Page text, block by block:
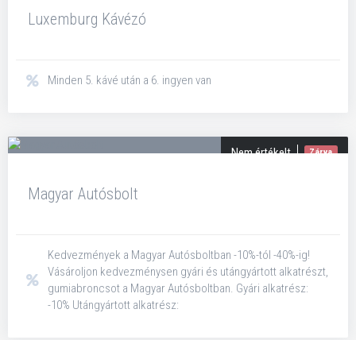
Luxemburg Kávézó
Minden 5. kávé után a 6. ingyen van
Nem értékelt Zárva
Magyar Autósbolt
Kedvezmények a Magyar Autósboltban -10%-tól -40%-ig!
Vásároljon kedvezménysen gyári és utángyártott alkatrészt,
gumiabroncsot a Magyar Autósboltban. Gyári alkatrész:
-10% Utángyártott alkatrész: